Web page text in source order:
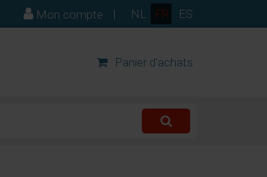
NL FR ES
Mon compte |
Panier d'achats